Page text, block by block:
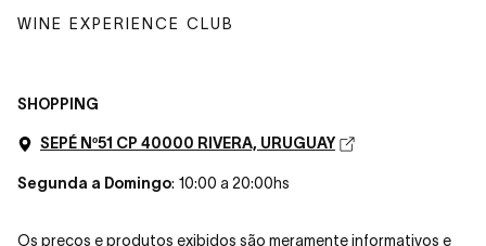
WINE EXPERIENCE CLUB
SHOPPING
SEPÉ Nº51 CP 40000 RIVERA, URUGUAY
Segunda a Domingo: 10:00 a 20:00hs
Os preços e produtos exibidos são meramente informativos e